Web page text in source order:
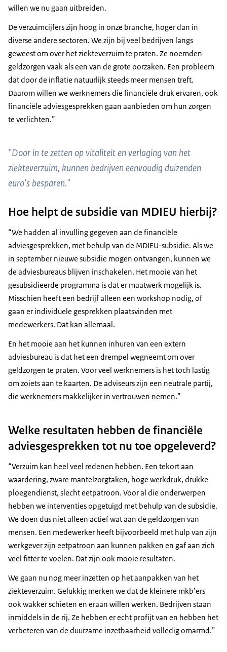
willen we nu gaan uitbreiden.
De verzuimcijfers zijn hoog in onze branche, hoger dan in
diverse andere sectoren. We zijn bij veel bedrijven langs
geweest om over het ziekteverzuim te praten. Ze noemden
geldzorgen vaak als een van de grote oorzaken. Een probleem
dat door de inflatie natuurlijk steeds meer mensen treft.
Daarom willen we werknemers die financiële druk ervaren, ook
financiële adviesgesprekken gaan aanbieden om hun zorgen
te verlichten.”
"Door in te zetten op vitaliteit en verlaging van het
ziekteverzuim, kunnen bedrijven eenvoudig duizenden
euro’s besparen."
Hoe helpt de subsidie van MDIEU hierbij?
“We hadden al invulling gegeven aan de financiële
adviesgesprekken, met behulp van de MDIEU-subsidie. Als we
in september nieuwe subsidie mogen ontvangen, kunnen we
de adviesbureaus blijven inschakelen. Het mooie van het
gesubsidieerde programma is dat er maatwerk mogelijk is.
Misschien heeft een bedrijf alleen een workshop nodig, of
gaan er individuele gesprekken plaatsvinden met
medewerkers. Dat kan allemaal.
En het mooie aan het kunnen inhuren van een extern
adviesbureau is dat het een drempel wegneemt om over
geldzorgen te praten. Voor veel werknemers is het toch lastig
om zoiets aan te kaarten. De adviseurs zijn een neutrale partij,
die werknemers makkelijker in vertrouwen nemen.”
Welke resultaten hebben de financiële
adviesgesprekken tot nu toe opgeleverd?
“Verzuim kan heel veel redenen hebben. Een tekort aan
waardering, zware mantelzorgtaken, hoge werkdruk, drukke
ploegendienst, slecht eetpatroon. Voor al die onderwerpen
hebben we interventies opgetuigd met behulp van de subsidie.
We doen dus niet alleen actief wat aan de geldzorgen van
mensen. Een medewerker heeft bijvoorbeeld met hulp van zijn
werkgever zijn eetpatroon aan kunnen pakken en gaf aan zich
veel fitter te voelen. Dat zijn ook mooie resultaten.
We gaan nu nog meer inzetten op het aanpakken van het
ziekteverzuim. Gelukkig merken we dat de kleinere mkb’ers
ook wakker schieten en eraan willen werken. Bedrijven staan
inmiddels in de rij. Ze hebben er echt profijt van en hebben het
verbeteren van de duurzame inzetbaarheid volledig omarmd.”